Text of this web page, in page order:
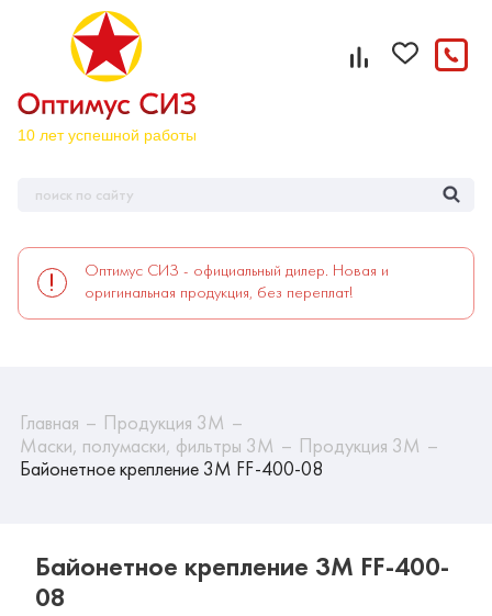
Оптимус СИЗ - официальный дилер. Новая и
оригинальная продукция, без переплат!
Главная
Продукция 3М
Маски, полумаски, фильтры 3М
Продукция 3М
Байонетное крепление 3M FF-400-08
Байонетное крепление 3M FF-400-
08